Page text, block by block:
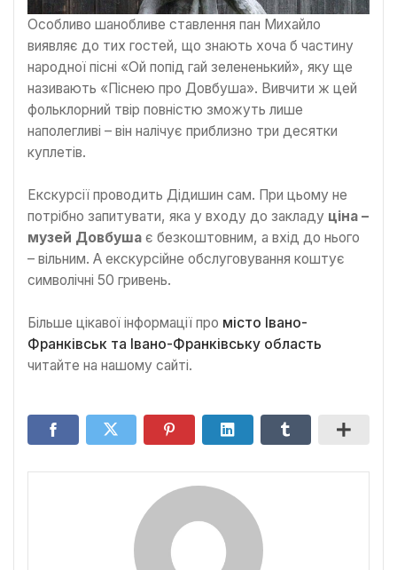
Особливо шанобливе ставлення пан Михайло
виявляє до тих гостей, що знають хоча б частину
народної пісні «Ой попід гай зелененький», яку ще
називають «Піснею про Довбуша». Вивчити ж цей
фольклорний твір повністю зможуть лише
наполегливі – він налічує приблизно три десятки
куплетів.
Екскурсії проводить Дідишин сам. При цьому не
потрібно запитувати, яка у входу до закладу ціна –
музей Довбуша є безкоштовним, а вхід до нього
– вільним. А екскурсійне обслуговування коштує
символічні 50 гривень.
Більше цікавої інформації про місто Івано-
Франківськ та Івано-Франківську область
читайте на нашому сайті.